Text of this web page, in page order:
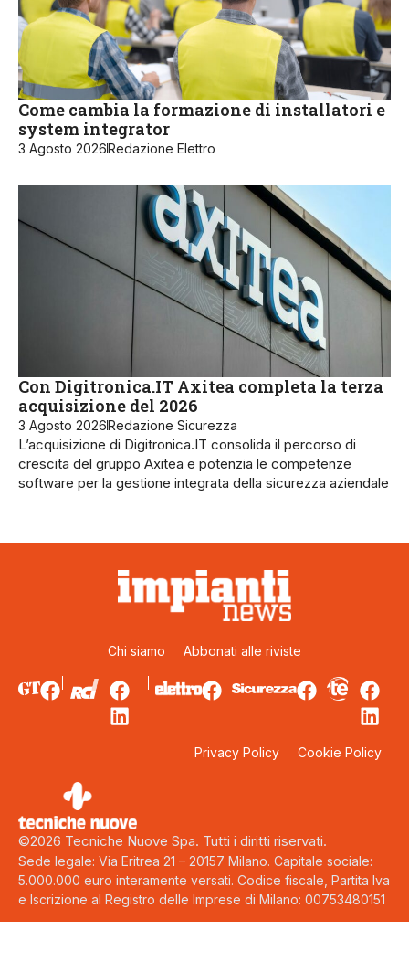
Come cambia la formazione di installatori e
system integrator
3 Agosto 2026Redazione Elettro
Con Digitronica.IT Axitea completa la terza
acquisizione del 2026
3 Agosto 2026Redazione Sicurezza
L’acquisizione di Digitronica.IT consolida il percorso di
crescita del gruppo Axitea e potenzia le competenze
software per la gestione integrata della sicurezza aziendale
Chi siamo Abbonati alle riviste
Privacy Policy Cookie Policy
©2026 Tecniche Nuove Spa. Tutti i diritti riservati.
Sede legale: Via Eritrea 21 – 20157 Milano. Capitale sociale:
5.000.000 euro interamente versati. Codice fiscale, Partita Iva
e Iscrizione al Registro delle Imprese di Milano: 00753480151